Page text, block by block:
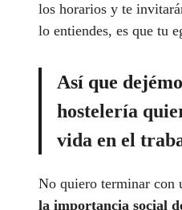
los horarios y te
lo entiendes, es que tu
Así que
hostelería
vida en el
No quiero terminar con
la importancia social